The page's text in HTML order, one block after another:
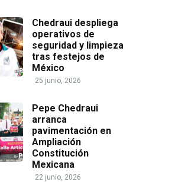
Chedraui despliega
operativos de
seguridad y limpieza
tras festejos de
México
25 junio, 2026
Pepe Chedraui
arranca
pavimentación en
Ampliación
Constitución
Mexicana
22 junio, 2026